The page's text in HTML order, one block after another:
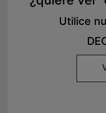
Utilice